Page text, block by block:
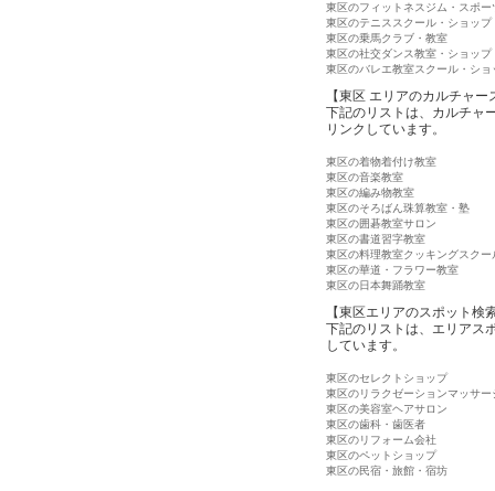
東区のフィットネスジム・スポー
東区のテニススクール・ショップ
東区の乗馬クラブ・教室
東区の社交ダンス教室・ショップ
東区のバレエ教室スクール・ショ
【東区 エリアのカルチャ
下記のリストは、カルチャ
リンクしています。
東区の着物着付け教室
東区の音楽教室
東区の編み物教室
東区のそろばん珠算教室・塾
東区の囲碁教室サロン
東区の書道習字教室
東区の料理教室クッキングスクー
東区の華道・フラワー教室
東区の日本舞踊教室
【東区エリアのスポット検
下記のリストは、エリアス
しています。
東区のセレクトショップ
東区のリラクゼーションマッサー
東区の美容室ヘアサロン
東区の歯科・歯医者
東区のリフォーム会社
東区のペットショップ
東区の民宿・旅館・宿坊